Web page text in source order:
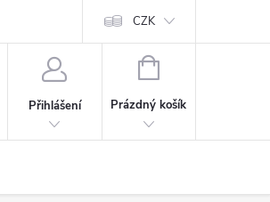
CZK
Přihlášení
NÁKUPNÍ
Prázdný košík